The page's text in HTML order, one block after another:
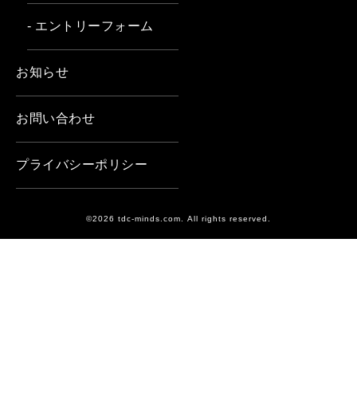
- エントリーフォーム
お知らせ
お問い合わせ
プライバシーポリシー
©2026 tdc-minds.com. All rights reserved.